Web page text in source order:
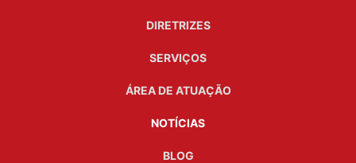
DIRETRIZES
SERVIÇOS
ÁREA DE ATUAÇÃO
NOTÍCIAS
BLOG